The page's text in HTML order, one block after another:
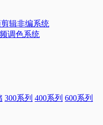
辑非编系统
调色系统
300系列 400系列 600系列